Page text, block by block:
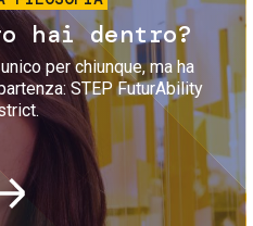
hai dentro?
per chiunque, ma ha
STEP FuturAbility